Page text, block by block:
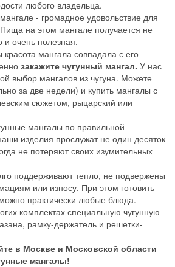
любого владельца.
- громадное удовольствие для
на этом мангале получается не
и очень полезная.
мангала совпадала с его
закажите чугунный мангал. У нас
выбор мангалов из чугуна. Можете
за две недели) и купить мангалы с
сюжетом, рыцарский или
мангалы по правильной
изделия прослужат не один десяток
не потеряют своих изумительных
поддерживают тепло, не подвержены
или износу. При этом готовить
практически любые блюда.
комплектах специальную чугунную
рамку-держатель и решетки-
в Москве и Московской области
мангалы!